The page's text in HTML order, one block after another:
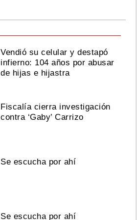
Vendió su celular y destapó
infierno: 104 años por abusar
de hijas e hijastra
Fiscalía cierra investigación
contra ‘Gaby’ Carrizo
Se escucha por ahí
Se escucha por ahí